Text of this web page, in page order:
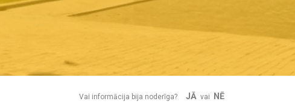
Vai informācija bija noderīga? JĀ vai NĒ